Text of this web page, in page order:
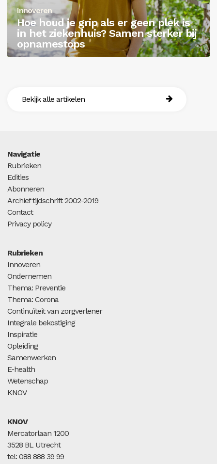
Innoveren
Hoe houd je grip als er geen plek is
in het ziekenhuis? Samen sterker bij
opnamestops
Bekijk alle artikelen
Navigatie
Rubrieken
Edities
Abonneren
Archief tijdschrift 2002-2019
Contact
Privacy policy
Rubrieken
Innoveren
Ondernemen
Thema: Preventie
Thema: Corona
Continuïteit van zorgverlener
Integrale bekostiging
Inspiratie
Opleiding
Samenwerken
E-health
Wetenschap
KNOV
KNOV
Mercatorlaan 1200
3528 BL Utrecht
tel: 088 888 39 99